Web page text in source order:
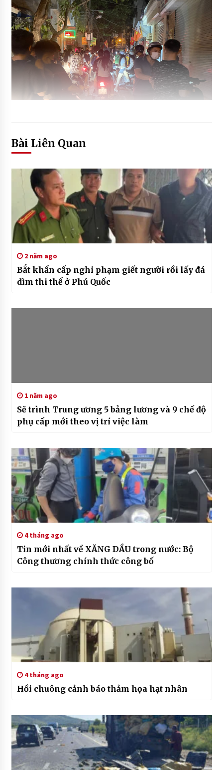
Bài Liên Quan
2 năm ago
Bắt khẩn cấp nghi phạm giết người rồi lấy đá
dìm thi thể ở Phú Quốc
1 năm ago
Sẽ trình Trung ương 5 bảng lương và 9 chế độ
phụ cấp mới theo vị trí việc làm
4 tháng ago
Tin mới nhất về XĂNG DẦU trong nước: Bộ
Công thương chính thức công bố
4 tháng ago
Hồi chuông cảnh báo thảm họa hạt nhân